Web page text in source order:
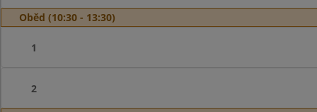
Oběd (10:30 - 13:30)
1
2